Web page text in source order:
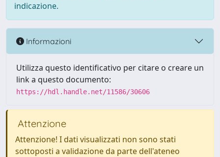
indicazione.
Informazioni
Utilizza questo identificativo per citare o creare un
link a questo documento:
https://hdl.handle.net/11586/30606
Attenzione
Attenzione! I dati visualizzati non sono stati
sottoposti a validazione da parte dell'ateneo